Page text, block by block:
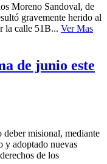
Moreno Sandoval, de
gravemente herido al
la calle 51B... Ver Mas
de junio este
misional, mediante
y adoptado nuevas
de los